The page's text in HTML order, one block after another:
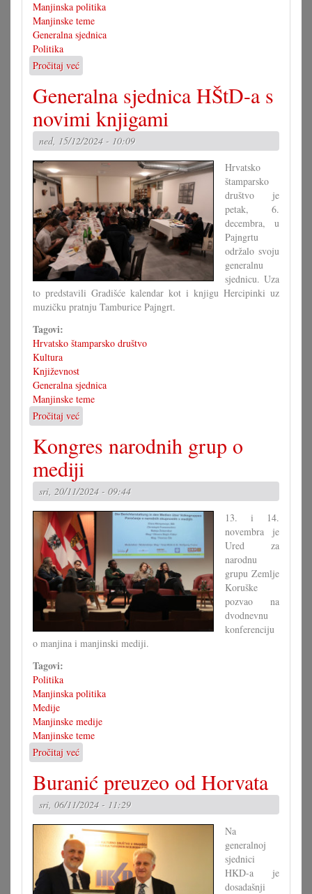
Manjinska politika
Manjinske teme
Generalna sjednica
Politika
Pročitaj već
Hajszan
nova
predsjednica
HAK-
a
Generalna sjednica HŠtD-a s
novimi knjigami
ned, 15/12/2024 - 10:09
Hrvatsko
štamparsko
društvo je
petak, 6.
decembra, u
Pajngrtu
održalo svoju
generalnu
sjednicu. Uza
to predstavili Gradišće kalendar kot i knjigu Hercipinki uz
muzičku pratnju Tamburice Pajngrt.
Tagovi:
Hrvatsko štamparsko društvo
Kultura
Književnost
Generalna sjednica
Manjinske teme
Pročitaj već
Generalna
sjednica
HŠtD-
a
s
novimi
knjigami
Kongres narodnih grup o
mediji
sri, 20/11/2024 - 09:44
13. i 14.
novembra je
Ured za
narodnu
grupu Zemlje
Koruške
pozvao na
dvodnevnu
konferenciju
o manjina i manjinski mediji.
Tagovi:
Politika
Manjinska politika
Medije
Manjinske medije
Manjinske teme
Pročitaj već
Kongres
narodnih
grup
o
mediji
Buranić preuzeo od Horvata
sri, 06/11/2024 - 11:29
Na
generalnoj
sjednici
HKD-a je
dosadašnji